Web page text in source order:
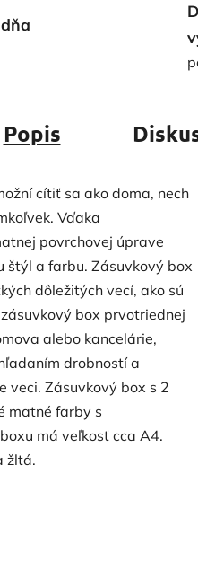
Popis
cítiť sa ako doma, nech
Vďaka
povrchovej úprave
štýl a farbu. Zásuvkový box
dôležitých vecí, ako sú
box prvotriednej
alebo kancelárie,
drobností a
veci. Zásuvkový box s 2
matné farby s
má veľkosť cca A4.
žltá.